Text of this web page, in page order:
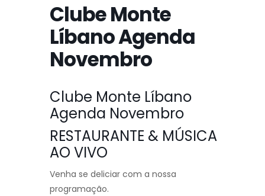
Clube Monte
Líbano Agenda
Novembro
Clube Monte Líbano
Agenda Novembro
RESTAURANTE & MÚSICA
AO VIVO
Venha se deliciar com a nossa
programação.